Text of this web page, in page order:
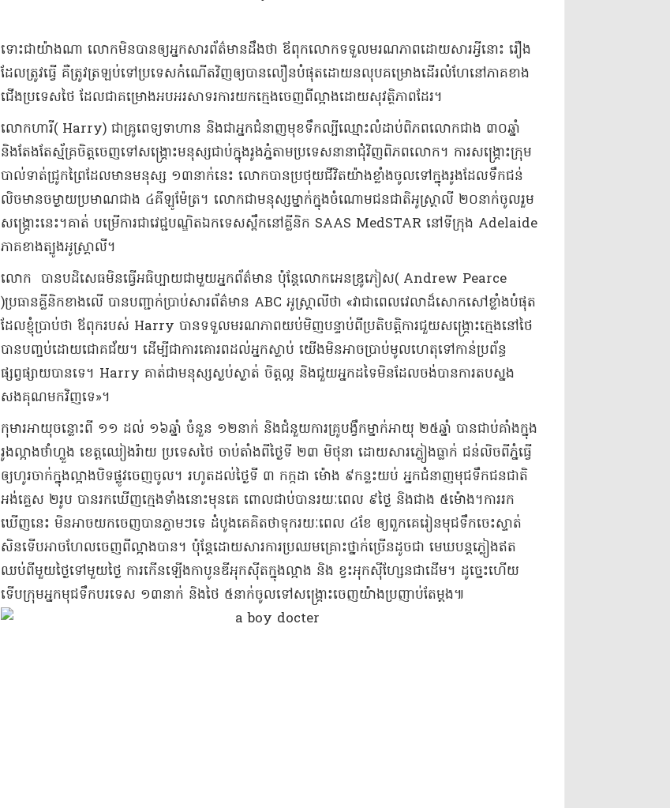
​ទោះជា​យ៉ាងណា លោក​មិនបាន​ឲ្យ​អ្នកសារព័ត៌មាន​ដឹងថា ឪពុក​លោក​ទទួលមរណភាព​ដោយសារ​អ្វី​នោះ រឿង​
ដែល​ត្រូវធ្វើ គឺ​ត្រូវ​ត្រឡប់​ទៅ​ប្រទេស​កំណើត​វិញ​ឲ្យ​បាន​លឿន​បំផុត​ដោយ​ន​លុប​គម្រោង​ដើរ​លំហែ​នៅ​ភាគ​ខាង
ជើង​ប្រទេស​ថៃ ដែលជា​គម្រោង​អបអរសាទរ​ការយក​ក្មេង​ចេញពី​ល្អាង​ដោយ​សុវត្ថិភាព​ដែរ​។​
​លោកហារី( Harry) ជា​គ្រូពេទ្យ​ទាហាន និង​ជា​អ្នកជំនាញ​មុខទឹក​ល្បីឈ្មោះ​លំដាប់​ពិភពលោក​ជាង ៣០​ឆ្នាំ
និង​តែងតែ​ស្ម័គ្រចិត្ត​ចេញទៅ​សង្គ្រោះ​មនុស្ស​ជាប់​ក្នុង​រូងភ្នំ​តាម​ប្រទេស​នានា​ជុំវិញ​ពិភពលោក​។ ការសង្គ្រោះ​ក្រុម
បាល់ទាត់​ជ្រូកព្រៃ​ដែលមាន​មនុស្ស ១៣​នាក់​នេះ លោក​បាន​ប្រថុយ​ជីវិត​យ៉ាងខ្លាំង​ចូលទៅក្នុង​រូង​ដែល​ទឹក​ជន់​
លិច​មាន​ចម្ងាយ​ប្រមាណ​ជាង ៤​គីឡូម៉ែត្រ​។ លោក​ជា​មនុស្ស​ម្នាក់​ក្នុងចំណោម​ជនជាតិ​អូស្ត្រាលី ២០​នាក់​ចូលរួម​
សង្គ្រោះ​នេះ​។​គាត់ បម្រើការ​ជា​វេជ្ជបណ្ឌិត​ឯកទេស​ស្ពឹក​នៅ​គ្លីនិក SAAS MedSTAR នៅ​ទីក្រុង Adelaide
ភាគខាងត្បូង​អូស្ត្រាលី​។
លោក បាន​បដិសេធ​មិន​ធ្វើ​អធិប្បាយ​ជាមួយ​អ្នកព័ត៌មាន ប៉ុន្តែ​លោកអេនឌ្រូភៀស( Andrew Pearce
)ប្រធាន​គ្លីនិក​ខាងលើ បានបញ្ជាក់​ប្រាប់​សារព័ត៌មាន ABC អូស្ត្រាលី​ថា «​វា​ជា​ពេលវេលា​ដ៏​សោកសៅ​ខ្លាំង​បំផុត​
ដែល​ខ្ញុំ​ប្រាប់ថា ឪពុក​របស់ Harry បានទទួល​មរណភាព​យប់មិញ​បន្ទាប់ពី​ប្រតិបត្តិការ​ជួយសង្គ្រោះ​ក្មេង​នៅ​ថៃ​
បានបញ្ចប់​ដោយ​ជោគជ័យ​។ ដើម្បី​ជាការ​គោរព​ដល់​អ្នកស្លាប់ យើង​មិនអាច​ប្រាប់​មូលហេតុ​ទៅកាន់​ប្រព័ន្ធ​
ផ្សព្វផ្សាយ​បានទេ​។ Harry គាត់​ជាម​នុស្ស​ស្ងប់ស្ងាត់ ចិត្តល្អ និង​ជួយ​អ្នកដទៃ​មិនដែល​ចង់​បានការ​តបស្នង​
សងគុណ​មកវិញ​ទេ​»​។​
​កុមារ​អាយុ​ចន្លោះ​ពី ១១ ដល់ ១៦​ឆ្នាំ ចំនួន ១២​នាក់ និង​ជំនួយការ​គ្រូបង្វឹក​ម្នាក់​អាយុ ២៥​ឆ្នាំ បាន​ជាប់គាំង​ក្នុង​
រូង​ល្អាង​ថាំ​ហ្លួង ខេត្ត​ឈៀង​រ៉ា​យ ប្រទេស​ថៃ ចាប់តាំងពី​ថ្ងៃទី ២៣ មិថុនា ដោយសារ​ភ្លៀង​ធ្លាក់ ជន់​លិច​ពី​ភ្នំ​ធ្វើ​
ឲ្យ​ហូរ​ចាក់​ក្នុង​ល្អាង​បិទផ្លូវ​ចេញចូល​។ រហូតដល់​ថ្ងៃទី ៣ កក្កដា ម៉ោង ៩​កន្លះ​យប់ អ្នកជំនាញ​មុជទឹក​ជនជាតិ​
អង់គ្លេស ២​រូប បាន​រកឃើញ​ក្មេង​ទាំងនោះ​មុនគេ ពោល​ជាប់​បាន​រយៈពេល ៩​ថ្ងៃ និង​ជាង ៥​ម៉ោង​។​​ការរក
ឃើញ​នេះ មិនអាច​យកចេញ​បាន​ភ្លាមៗ​ទេ ដំបូង​គេ​គិតថា​ទុក​រយៈពេល ៤​ខែ ឲ្យ​ពួកគេ​រៀន​មុជទឹក​ចេះ​ស្ទាត់​
សិន​ទើប​អាច​ហែល​ចេញពី​ល្អាង​បាន​។ ប៉ុន្តែ​ដោយសារ​ការ​ប្រឈម​គ្រោះថ្នាក់​ច្រើន​ដូចជា មេឃ​បន្ត​ភ្លៀង​ឥត​
ឈប់​ពីមួយថ្ងៃ​ទៅមួយថ្ងៃ ការកើនឡើង​កាបូនឌីអុកស៊ីត​ក្នុង​ល្អាង និង ខ្វះ​អុកស៊ីហ្សែន​ជាដើម​។ ដូច្នេះហើយ​
ទើប​ក្រុម​អ្នក​មុជទឹក​បរទេស ១៣​នាក់ និង​ថៃ ៥​នាក់​ចូលទៅ​សង្គ្រោះ​ចេញ​យ៉ាង​ប្រញាប់​តែម្ដង​៕